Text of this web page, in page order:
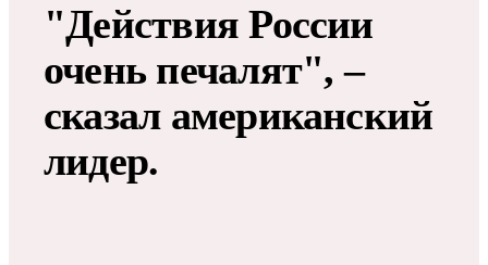
"Действия России
очень печалят", –
сказал американский
лидер.